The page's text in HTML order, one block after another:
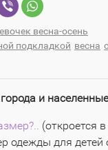
весна-осень
подкладкой весна
и
(откроется
одежды для детей